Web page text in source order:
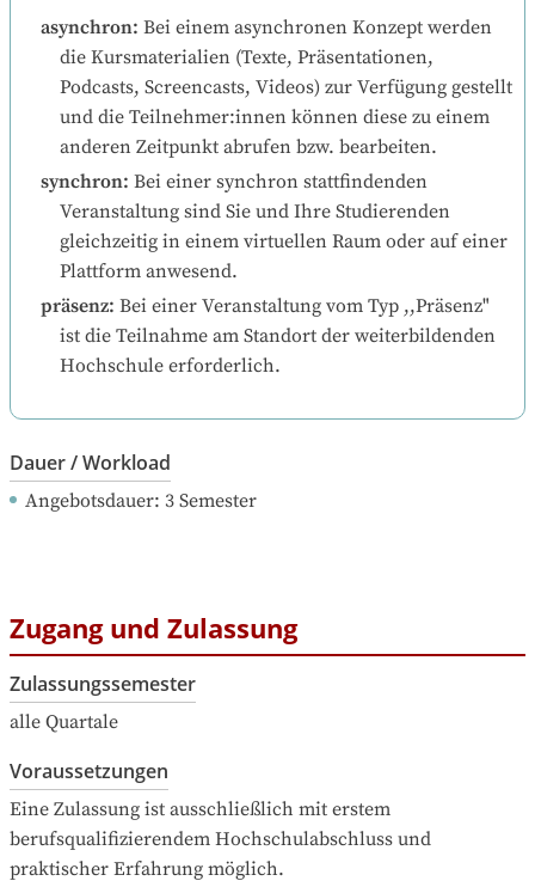
asynchron: Bei einem asynchronen Konzept werden
die Kursmaterialien (Texte, Präsentationen,
Podcasts, Screencasts, Videos) zur Verfügung gestellt
und die Teilnehmer:innen können diese zu einem
anderen Zeitpunkt abrufen bzw. bearbeiten.
synchron: Bei einer synchron stattfindenden
Veranstaltung sind Sie und Ihre Studierenden
gleichzeitig in einem virtuellen Raum oder auf einer
Plattform anwesend.
präsenz: Bei einer Veranstaltung vom Typ ,,Präsenz"
ist die Teilnahme am Standort der weiterbildenden
Hochschule erforderlich.
Dauer / Workload
Angebotsdauer: 3 Semester
Zugang und Zulassung
Zulassungssemester
alle Quartale
Voraussetzungen
Eine Zulassung ist ausschließlich mit erstem
berufsqualifizierendem Hochschulabschluss und
praktischer Erfahrung möglich.